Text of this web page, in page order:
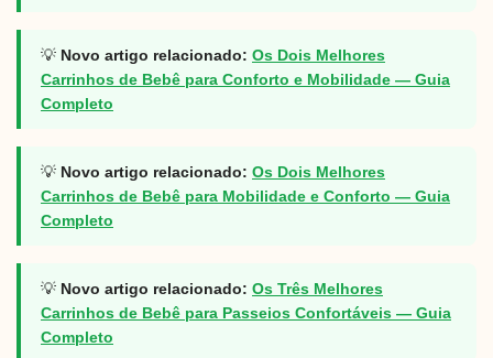
💡 Novo artigo relacionado: Os Dois Melhores
Carrinhos de Bebê para Conforto e Mobilidade — Guia
Completo
💡 Novo artigo relacionado: Os Dois Melhores
Carrinhos de Bebê para Mobilidade e Conforto — Guia
Completo
💡 Novo artigo relacionado: Os Três Melhores
Carrinhos de Bebê para Passeios Confortáveis — Guia
Completo